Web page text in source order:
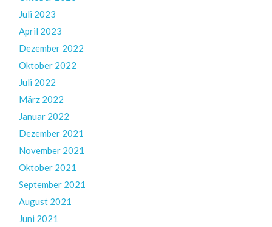
Juli 2023
April 2023
Dezember 2022
Oktober 2022
Juli 2022
März 2022
Januar 2022
Dezember 2021
November 2021
Oktober 2021
September 2021
August 2021
Juni 2021